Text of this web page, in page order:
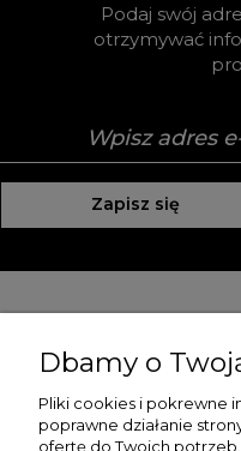
Podaj swój
otrzymywać
Zapisz się
Moje konto
Płatności i dostawa
Dbamy o
Pliki cookies i pokrewne
poprawne działanie
ofertę do Twoich